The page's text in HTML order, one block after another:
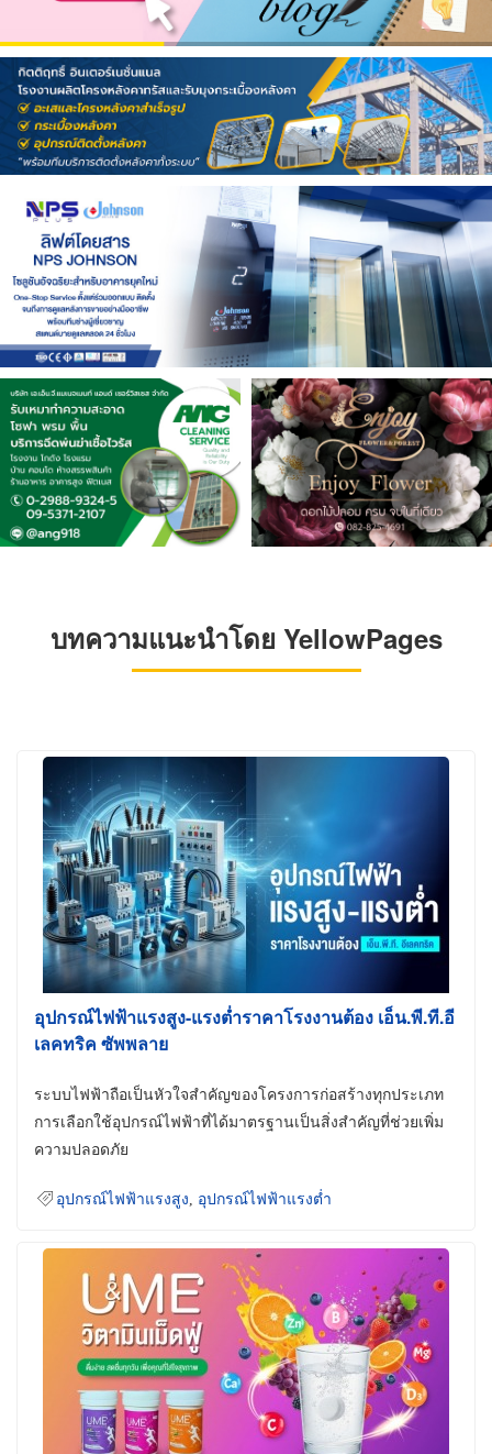
บทความแนะนำโดย YellowPages
อุปกรณ์ไฟฟ้าแรงสูง-แรงต่ำราคาโรงงานต้อง เอ็น.พี.ที.อี
เลคทริค ซัพพลาย
ระบบไฟฟ้าถือเป็นหัวใจสำคัญของโครงการก่อสร้างทุกประเภท
การเลือกใช้อุปกรณ์ไฟฟ้าที่ได้มาตรฐานเป็นสิ่งสำคัญที่ช่วยเพิ่ม
ความปลอดภัย
อุปกรณ์ไฟฟ้าแรงสูง อุปกรณ์ไฟฟ้าแรงต่ำ